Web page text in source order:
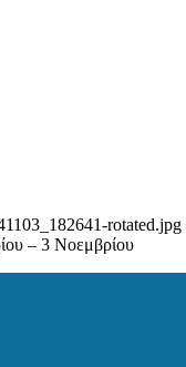
rotated.jpg
– 3 Νοεμβρίου